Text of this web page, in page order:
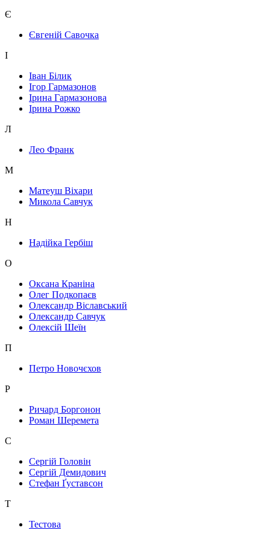
Є
Євгеній Савочка
І
Іван Білик
Ігор Гармазонов
Ірина Гармазонова
Ірина Рожко
Л
Лео Франк
М
Матеуш Віхари
Микола Савчук
Н
Надійка Гербіш
О
Оксана Краніна
Олег Подкопаєв
Олександр Віславський
Олександр Савчук
Олексій Шеїн
П
Петро Новочєхов
Р
Ричард Боргонон
Роман Шеремета
С
Сергій Головін
Сергій Демидович
Стефан Ґуставсон
Т
Тестова